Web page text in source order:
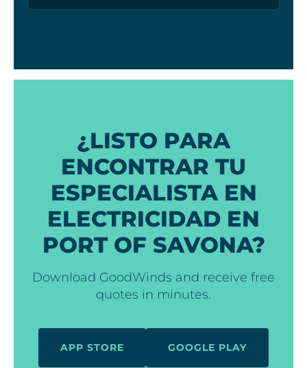
¿LISTO PARA
ENCONTRAR TU
ESPECIALISTA EN
ELECTRICIDAD EN
PORT OF SAVONA?
Download GoodWinds and receive free
quotes in minutes.
APP STORE GOOGLE PLAY